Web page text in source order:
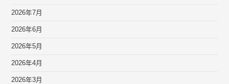
2026年7月
2026年6月
2026年5月
2026年4月
2026年3月